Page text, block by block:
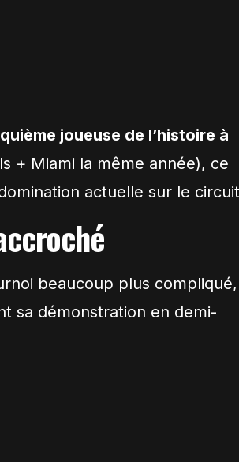
joueuse de l’histoire à
+ Miami la même année), ce
actuelle sur le
beaucoup plus compliqué,
sa démonstration en demi-